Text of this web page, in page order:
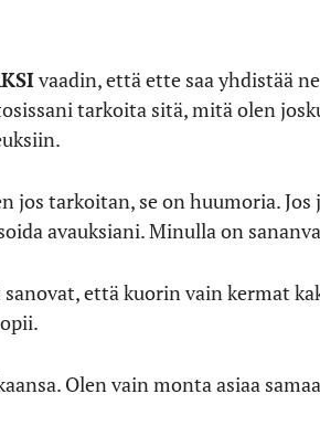
vaadin, että ette saa yhdistää
tarkoita sitä, mitä olen
jos tarkoitan, se on huumoria.
avauksiani. Minulla on
että kuorin vain kermat
Olen vain monta asiaa